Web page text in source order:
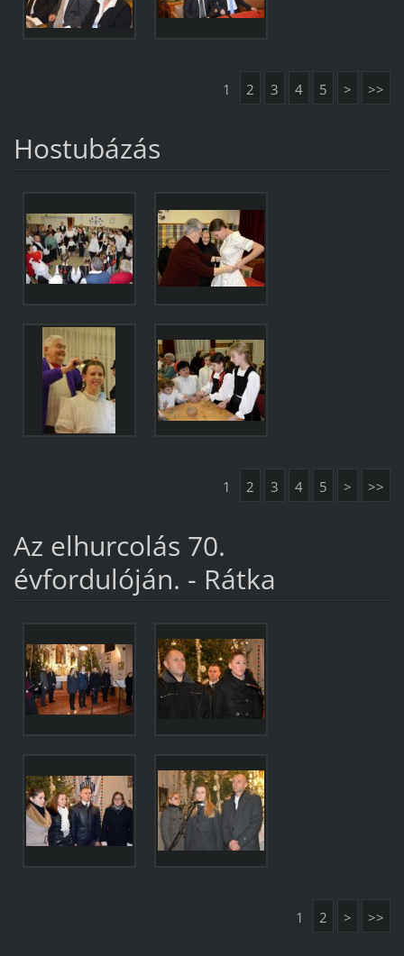
1 2 3 4 5 > >>
Hostubázás
1 2 3 4 5 > >>
Az elhurcolás 70.
évfordulóján. - Rátka
1 2 > >>